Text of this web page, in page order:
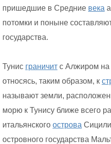
пришедшие в Средние века
потомки и поныне
государства.
Тунис граничит с Алжиром на
относясь, таким образом, к
называют земли,
морю к Тунису ближе всего
итальянского острова
островного государства